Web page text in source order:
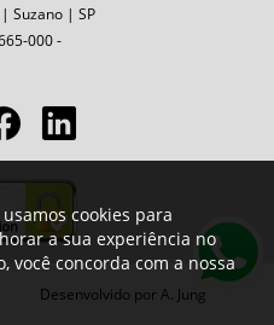
Suzano | SP
000 -
Desenvolvido por A. Jung
cookies para
a sua experiência no
você concorda com a nossa